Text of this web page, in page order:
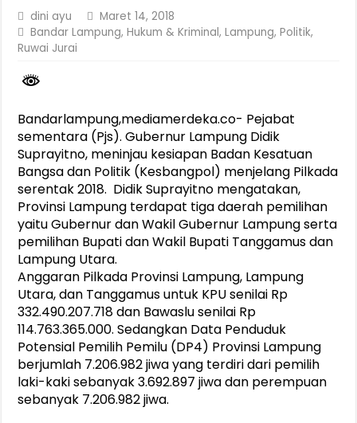
Jasa Raharja Jamin Seluruh Korban Kebakaran KM Mutiara
Gubernur Mirza Ajak IAI Darul Fattah Cetak SDM Adaptif
dini ayu
Maret 14, 2018
Bandar Lampung,Hukum & Kriminal,Lampung,Politik,
Ruwai Jurai
Bandarlampung,mediamerdeka.co- Pejabat
sementara (Pjs). Gubernur Lampung Didik
Suprayitno, meninjau kesiapan Badan Kesatuan
Bangsa dan Politik (Kesbangpol) menjelang Pilkada
serentak 2018. Didik Suprayitno mengatakan,
Provinsi Lampung terdapat tiga daerah pemilihan
yaitu Gubernur dan Wakil Gubernur Lampung serta
pemilihan Bupati dan Wakil Bupati Tanggamus dan
Lampung Utara.
Anggaran Pilkada Provinsi Lampung, Lampung
Utara, dan Tanggamus untuk KPU senilai Rp
332.490.207.718 dan Bawaslu senilai Rp
114.763.365.000. Sedangkan Data Penduduk
Potensial Pemilih Pemilu (DP4) Provinsi Lampung
berjumlah 7.206.982 jiwa yang terdiri dari pemilih
laki-kaki sebanyak 3.692.897 jiwa dan perempuan
sebanyak 7.206.982 jiwa.